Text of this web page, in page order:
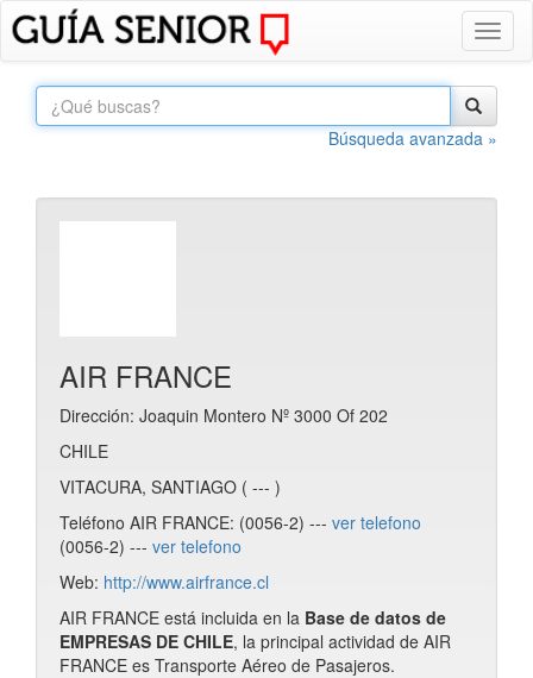
Búsqueda avanzada »
AIR FRANCE
Dirección: Joaquin Montero Nº 3000 Of 202
CHILE
VITACURA, SANTIAGO ( --- )
Teléfono AIR FRANCE: (0056-2) --- ver telefono
(0056-2) --- ver telefono
Web: http://www.airfrance.cl
AIR FRANCE está incluida en la Base de datos de
EMPRESAS DE CHILE, la principal actividad de AIR
FRANCE es Transporte Aéreo de Pasajeros.